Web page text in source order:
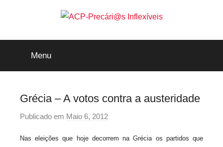
ACP-
Precári@s
Inflexíveis
Menu
Grécia – A votos contra a austeridade
Publicado em Maio 6, 2012
r
Nas eleições que hoje decorrem na Grécia os partidos que